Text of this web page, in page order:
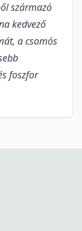
származó
kedvező
a csomós
foszfor